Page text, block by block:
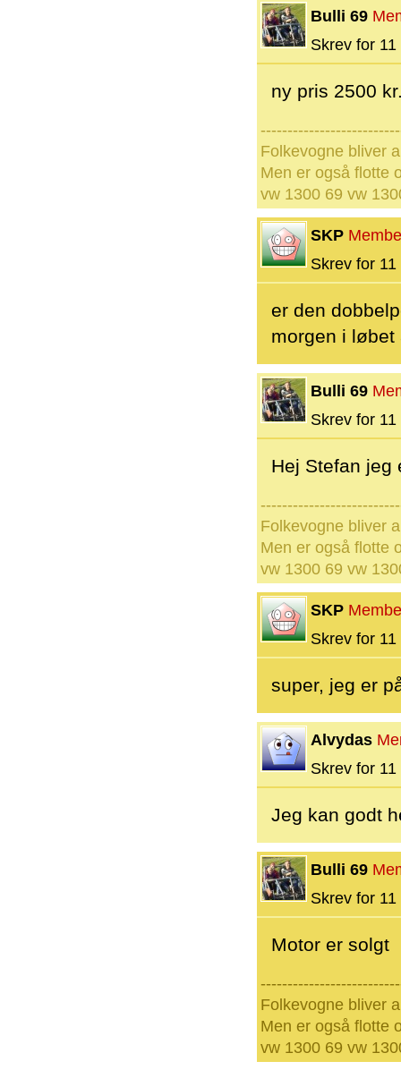
Bulli 69
Skrev for
ny pris 2500
Folkevogne bliver
Men er også flotte
vw 1300 69 vw
SKP
Skrev for
er den
morgen i løbet
Bulli 69
Skrev for
Hej Stefan jeg
Folkevogne bliver
Men er også flotte
vw 1300 69 vw
SKP
Skrev for
super, jeg er
Alvydas
Skrev for
Jeg kan godt
Bulli 69
Skrev for
Motor er solgt
Folkevogne bliver
Men er også flotte
vw 1300 69 vw